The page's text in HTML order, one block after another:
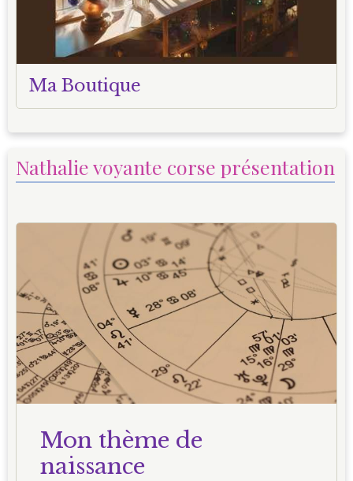
Ma Boutique
Nathalie voyante corse présentation
Mon thème de
naissance